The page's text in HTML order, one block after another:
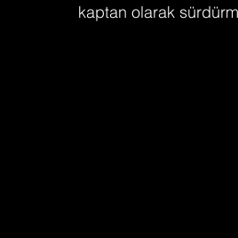
kaptan olarak